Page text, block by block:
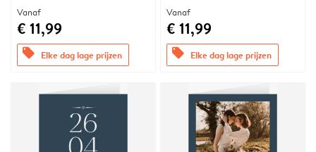
Vanaf
€ 11,99
offers Elke dag lage prijzen
Vanaf
€ 11,99
offers Elke dag lage prijzen